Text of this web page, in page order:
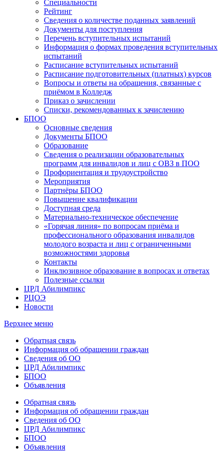
Специальности
Рейтинг
Сведения о количестве поданных заявлений
Документы для поступления
Перечень вступительных испытаний
Информация о формах проведения вступительных
испытаний
Расписание вступительных испытаний
Расписание подготовительных (платных) курсов
Вопросы и ответы на обращения, связанные с
приёмом в Колледж
Приказ о зачислении
Списки, рекомендованных к зачислению
БПОО
Основные сведения
Документы БПОО
Образование
Сведения о реализации образовательных
программ для инвалидов и лиц с ОВЗ в ПОО
Профориентация и трудоустройство
Мероприятия
Партнёры БПОО
Повышение квалификации
Доступная среда
Материально-техническое обеспечение
«Горячая линия» по вопросам приёма и
профессионального образования инвалидов
молодого возраста и лиц с ограниченными
возможностями здоровья
Контакты
Инклюзивное образование в вопросах и ответах
Полезные ссылки
ЦРД Абилимпикс
РЦОЭ
Новости
Верхнее меню
Обратная связь
Информация об обращении граждан
Сведения об ОО
ЦРД Абилимпикс
БПОО
Объявления
Обратная связь
Информация об обращении граждан
Сведения об ОО
ЦРД Абилимпикс
БПОО
Объявления